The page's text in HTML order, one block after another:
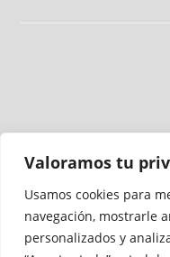
Valoramos tu
Usamos cookies para
navegación, mostrarle
personalizados y
Medio